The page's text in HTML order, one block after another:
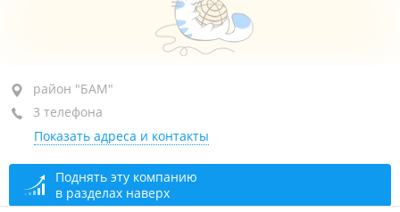
район "БАМ", ул. Толбухина, 2 кор. 2
2-й этаж, оф. 19
+7 914 790-11-55
+7 916 697-77-99
+7 914 790-11-44
район "БАМ"
3 телефона
Показать адреса и контакты
Поднять эту компанию
в разделах наверх